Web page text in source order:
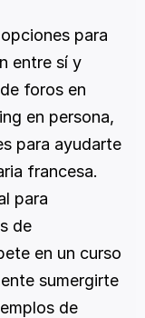
para
entre sí y
foros en
en persona,
para ayudarte
francesa.
para
de
en un curso
sumergirte
de